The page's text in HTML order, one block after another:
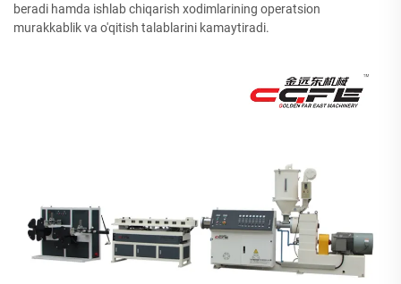
beradi hamda ishlab chiqarish xodimlarining operatsion
murakkablik va o'qitish talablarini kamaytiradi.